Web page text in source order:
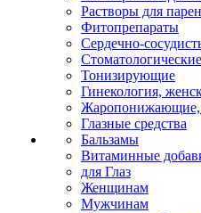
Растворы для
Фитопрепараты
Сердечно-
Стоматологические
Тонизирующие
Гинекология,
Жаропонижающие,
Глазные средства
Бальзамы
Витаминные
для Глаз
Женщинам
Мужчинам